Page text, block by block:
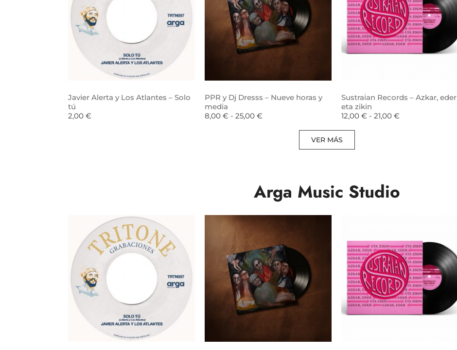
Javier Alerta y Los Atlantes – Solo
tú
2,00 €
PPR y Dj Dresss – Nueve horas y
media
8,00 € - 25,00 €
Sustraian Records – Azkar, eder
eta zikin
12,00 € - 21,00 €
VER MÁS
Arga Music Studio